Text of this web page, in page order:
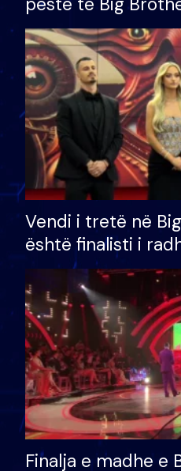
çmimin e madh
Vendi i tretë në
është finalisti i
Finalja e madhe e